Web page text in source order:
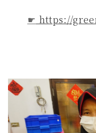
☛ https://